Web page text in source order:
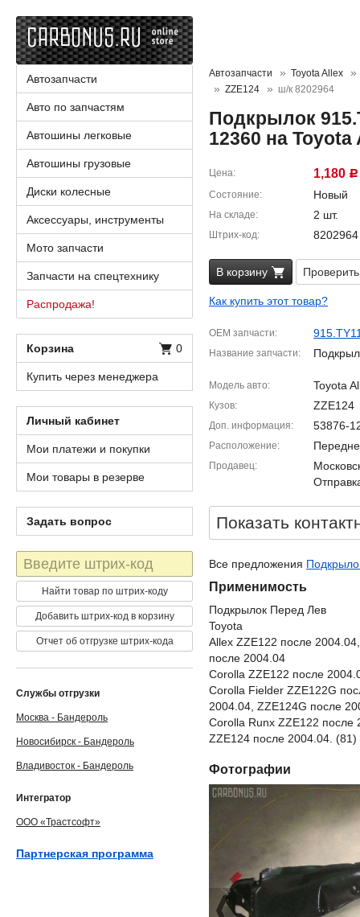
Автозапчасти
Toyota Allex
ZZE124
ш/к 8202964
Подкрылок
12360 на Toyota
Цена 1,180 Р
Состояние Новый
На складе 2 шт.
Штрих-код 8202964
В корзину
Как купить этот товар?
OEM запчасти
Название запчасти
Модель авто Toyota
Кузов ZZE124
Доп. информация 53876-
Расположение
Продавец
Показать
Все предложения
Применимость
Подкрылок Перед Лев
Toyota
Allex ZZE122 после
после 2004.04
Corolla ZZE122 после
Corolla Fielder ZZE122G
2004.04, ZZE124G после
Corolla Runx ZZE122 после
ZZE124 после 2004.04. (81)
Фотографии
Автозапчасти
Авто по запчастям
Автошины легковые
Автошины грузовые
Диски колесные
Аксессуары, инструменты
Мото запчасти
Запчасти на спецтехнику
Распродажа!
Корзина 0
Купить через менеджера
Личный кабинет
Мои платежи и покупки
Мои товары в резерве
Задать вопрос
Штрих-
код
Найти товар по штрих-коду
Добавить штрих-код в корзину
Отчет об отгрузке штрих-кода
Службы отгрузки
Москва - Бандероль
Новосибирск - Бандероль
Владивосток - Бандероль
Интегратор
ООО «Трастсофт»
Партнерская программа